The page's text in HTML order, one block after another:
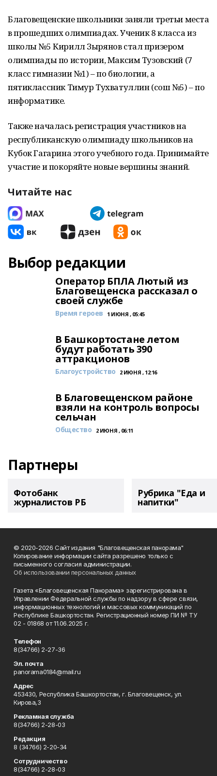
Благовещенские школьники заняли третьи места
в прошедших олимпиадах. Ученик 8 класса из
школы №5 Кирилл Зырянов стал призером
олимпиады по истории, Максим Тузовский (7
класс гимназии №1) – по биологии, а
пятиклассник Тимур Тухватуллин (сош №5) – по
информатике.
Также началась регистрация участников на
республиканскую олимпиаду школьников на
Кубок Гагарина этого учебного года. Принимайте
участие и покоряйте новые вершины знаний.
Читайте нас
Выбор редакции
Оператор БПЛА Лютый из
Благовещенска рассказал о
своей службе
Время героев 1 ИЮНЯ , 05:45
В Башкортостане летом
будут работать 390
аттракционов
Благоустройство 2 ИЮНЯ , 12:16
В Благовещенском районе
взяли на контроль вопросы
сельчан
Общество 2 ИЮНЯ , 06:11
Партнеры
Фотобанк
журналистов РБ
Рубрика "Еда и
напитки"
© 2020-2026 Сайт издания "Благовещенская панорама"
Копирование информации сайта разрешено только с
письменного согласия администрации.
Об использовании персональных данных
Газета «Благовещенская Панорама» зарегистрирована в
Управлении Федеральной службы по надзору в сфере связи,
информационных технологий и массовых коммуникаций по
Республике Башкортостан. Регистрационный номер ПИ № ТУ
02 - 01868 от 11.06.2025 г.
Телефон
8(34766) 2-27-36
Эл. почта
panorama0184@mail.ru
Адрес
453430, Республика Башкортостан, г. Благовещенск, ул.
Кирова,3
Рекламная служба
8(34766) 2-28-03
Редакция
8 (34766) 2-20-34
Сотрудничество
8(34766) 2-28-03